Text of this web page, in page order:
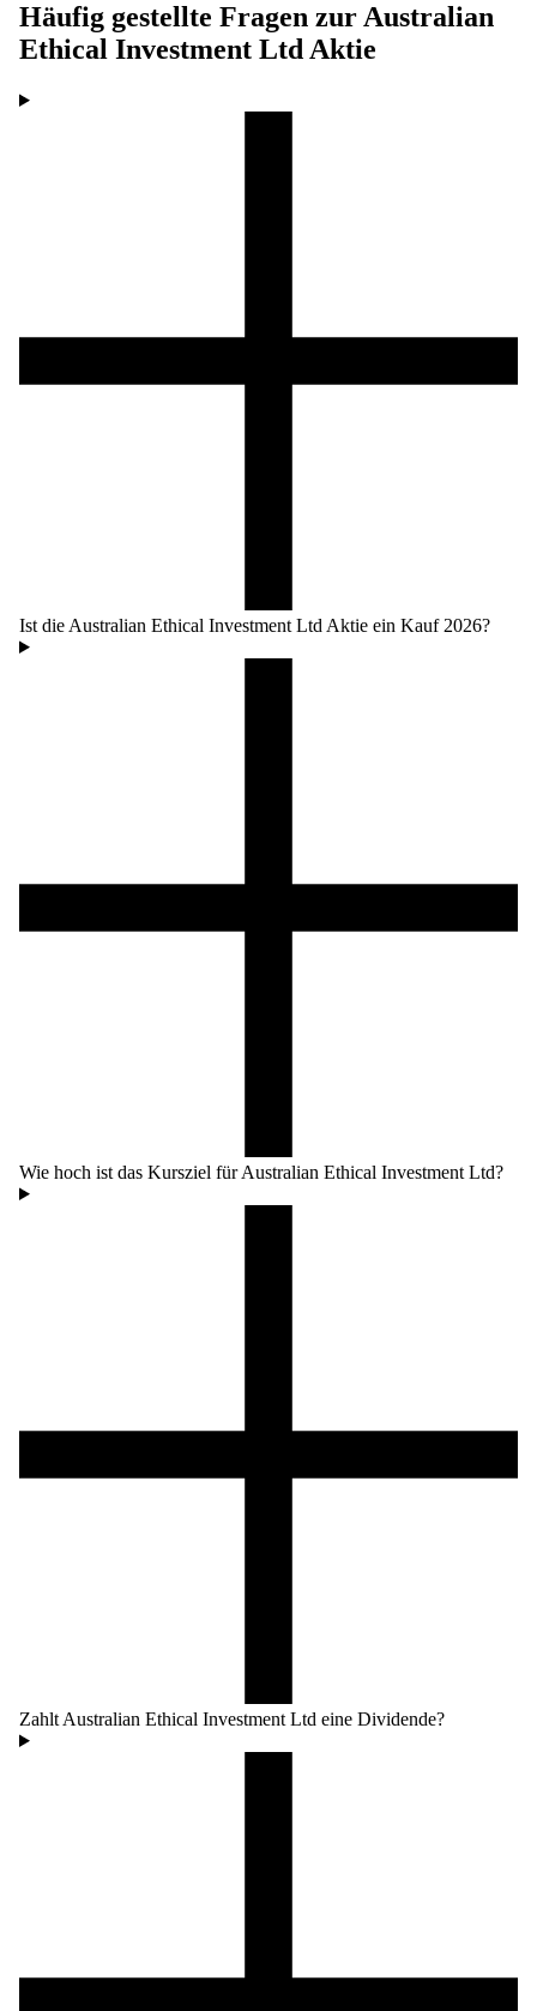
Häufig gestellte Fragen zur Australian
Ethical Investment Ltd Aktie
Ist die Australian Ethical Investment Ltd Aktie ein Kauf 2026?
Wie hoch ist das Kursziel für Australian Ethical Investment Ltd?
Zahlt Australian Ethical Investment Ltd eine Dividende?